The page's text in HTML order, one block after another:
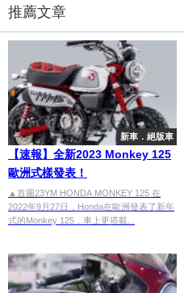
推薦文章
新車．絕版車
【速報】全新2023 Monkey 125
歐洲式樣發表！
▲首圖23YM HONDA MONKEY 125 在
2022年9月27日，Honda在歐洲發表了新年
式的Monkey 125，車上更搭載...